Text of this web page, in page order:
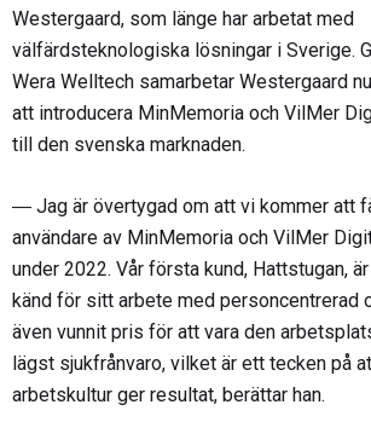
Westergaard, som länge har arbetat med
välfärdsteknologiska lösningar i Sverige.
Wera Welltech samarbetar Westergaard
att introducera MinMemoria och VilMer
till den svenska marknaden.
― Jag är övertygad om att vi kommer att
användare av MinMemoria och VilMer
under 2022. Vår första kund, Hattstugan,
känd för sitt arbete med personcentrerad
även vunnit pris för att vara den
lägst sjukfrånvaro, vilket är ett tecken på
arbetskultur ger resultat, berättar han.